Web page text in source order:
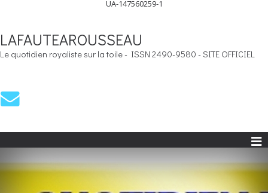
UA-147560259-1
LAFAUTEAROUSSEAU
Le quotidien royaliste sur la toile - ISSN 2490-9580 - SITE OFFICIEL